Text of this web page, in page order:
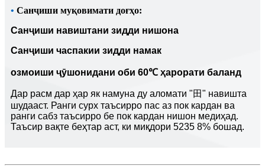
• Санҷиши муқовимати доғҳо:
Санҷиши навиштани зидди нишона
Санҷиши часпакии зидди намак
озмоиши ҷӯшонидани оби 60℃ ҳарорати баланд
Дар расм дар ҳар як намуна ду аломати "田" навишта
шудааст. Ранги сурх таъсирро пас аз пок кардан ва
ранги сабз таъсирро бе пок кардан нишон медиҳад.
Таъсир вақте беҳтар аст, ки миқдори 5235 8% бошад.